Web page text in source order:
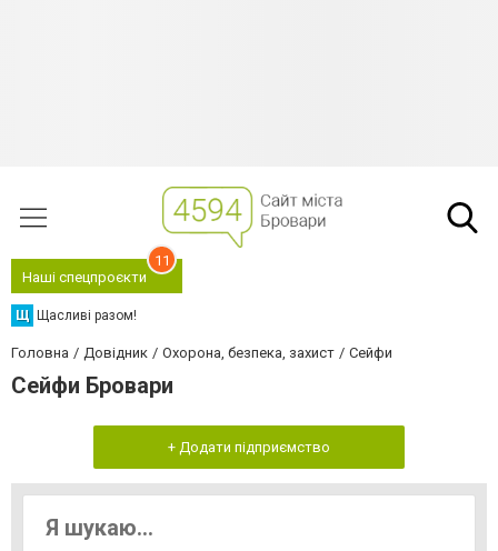
Наші спецпроєкти
11
Щ Щасливі разом!
Головна Довідник Охорона, безпека, захист Сейфи
Сейфи Бровари
+ Додати підприємство